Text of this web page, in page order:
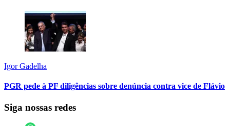
Igor Gadelha
PGR pede à PF diligências sobre denúncia contra vice de Flávio
Siga nossas redes